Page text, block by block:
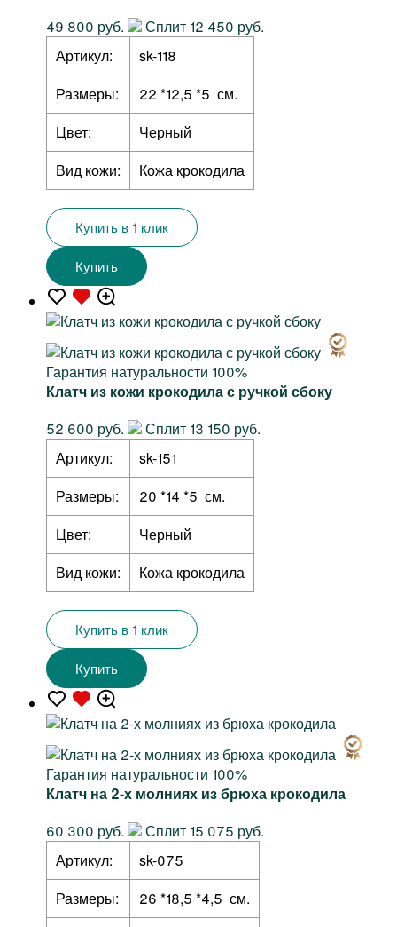
49 800 руб.
Сплит 12 450 руб.
Артикул:
sk-118
Размеры:
22 *12,5 *5 см.
Цвет:
Черный
Вид кожи:
Кожа крокодила
Купить в 1 клик
Купить
Гарантия натуральности 100%
Клатч из кожи крокодила с ручкой сбоку
52 600 руб.
Сплит 13 150 руб.
Артикул:
sk-151
Размеры:
20 *14 *5 см.
Цвет:
Черный
Вид кожи:
Кожа крокодила
Купить в 1 клик
Купить
Гарантия натуральности 100%
Клатч на 2-х молниях из брюха крокодила
60 300 руб.
Сплит 15 075 руб.
Артикул:
sk-075
Размеры:
26 *18,5 *4,5 см.